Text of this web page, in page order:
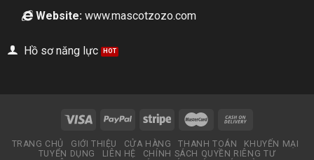
Website: www.mascotzozo.com
Hồ sơ năng lực
TRANG CHỦ GIỚI THIỆU CỬA HÀNG THANH TOÁN
KHUYẾN MẠI
TUYỂN DỤNG
LIÊN HỆ
CHÍNH SÁCH QUYỀN RIÊNG TƯ